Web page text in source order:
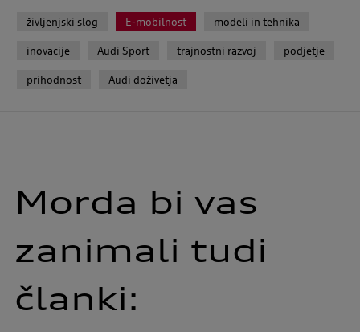
življenjski slog E-mobilnost modeli in tehnika
inovacije Audi Sport trajnostni razvoj podjetje
prihodnost Audi doživetja
Morda bi vas
zanimali tudi
članki: